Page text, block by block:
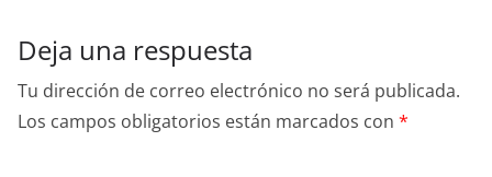
Deja una respuesta
Tu dirección de correo electrónico no será publicada.
Los campos obligatorios están marcados con *